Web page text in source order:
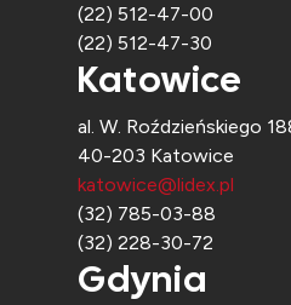
(22) 512-47-00
(22) 512-47-30
Katowice
al. W. Roździeńskiego
40-203 Katowice
katowice@lidex.pl
(32) 785-03-88
(32) 228-30-72
Gdynia